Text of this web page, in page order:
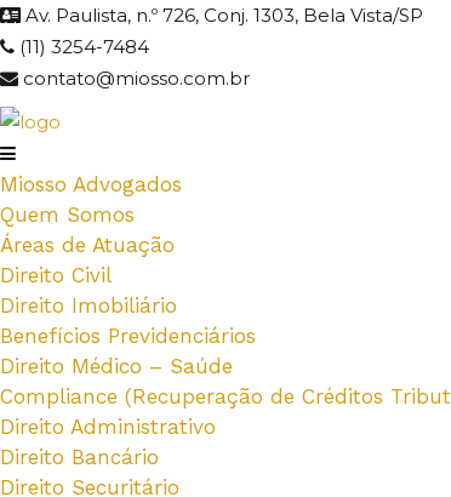
Av. Paulista, n.º 726, Conj. 1303, Bela Vista/SP
(11) 3254-7484
contato@miosso.com.br
Miosso Advogados
Quem Somos
Áreas de Atuação
Direito Civil
Direito Imobiliário
Benefícios Previdenciários
Direito Médico – Saúde
Compliance (Recuperação de Créditos
Direito Administrativo
Direito Bancário
Direito Securitário